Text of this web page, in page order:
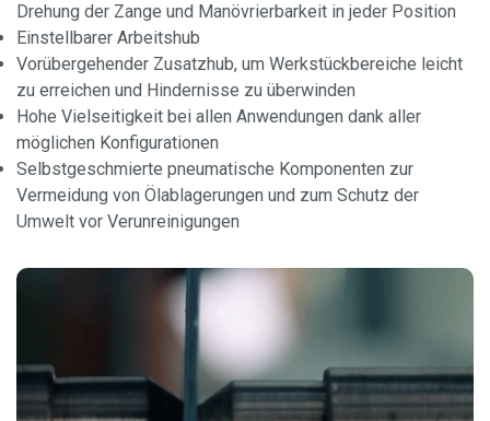
Drehung der Zange und Manövrierbarkeit in jeder Position
Einstellbarer Arbeitshub
Vorübergehender Zusatzhub, um Werkstückbereiche leicht
zu erreichen und Hindernisse zu überwinden
Hohe Vielseitigkeit bei allen Anwendungen dank aller
möglichen Konfigurationen
Selbstgeschmierte pneumatische Komponenten zur
Vermeidung von Ölablagerungen und zum Schutz der
Umwelt vor Verunreinigungen